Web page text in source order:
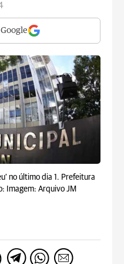
no último dia 1. Prefeitura
Imagem: Arquivo JM